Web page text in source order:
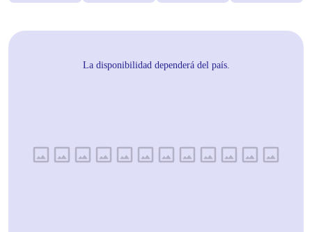
La disponibilidad dependerá del país.